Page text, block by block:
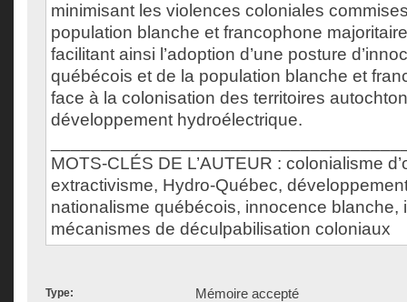
minimisant les violences coloniales
population blanche et francophone
facilitant ainsi l’adoption d’une posture
québécois et de la population blanche et
face à la colonisation des territoires
développement hydroélectrique.
MOTS-CLÉS DE L’AUTEUR : colonialisme
extractivisme, Hydro-Québec,
nationalisme québécois, innocence blanche,
mécanismes de déculpabilisation coloniaux
Type: Mémoire accepté